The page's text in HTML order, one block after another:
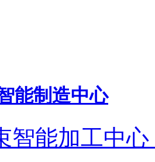
能制造中心
智能加工中